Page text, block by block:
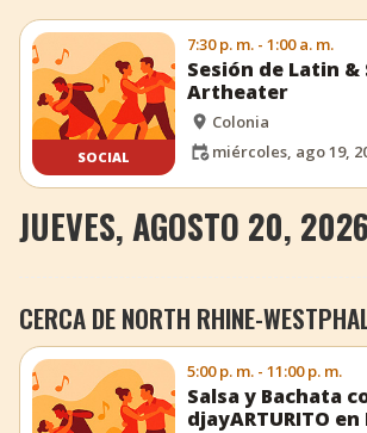
SOCIAL
7:30 p. m. - 1:00 a. m.
Sesión de Latin &
Artheater
Colonia
miércoles, ago 19,
JUEVES, AGOSTO 20, 2026
CERCA DE NORTH RHINE-
5:00 p. m. - 11:00 p. m.
Salsa y Bachata
djayARTURITO